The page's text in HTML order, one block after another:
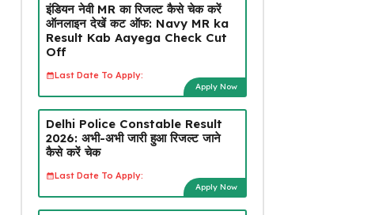
इंडियन नेवी MR का रिजल्ट कैसे चेक करें
ऑनलाइन देखें कट ऑफ: Navy MR ka
Result Kab Aayega Check Cut
Off
Last Date To Apply:
Apply Now
Delhi Police Constable Result
2026: अभी-अभी जारी हुआ रिजल्ट जाने
कैसे करें चेक
Last Date To Apply:
Apply Now